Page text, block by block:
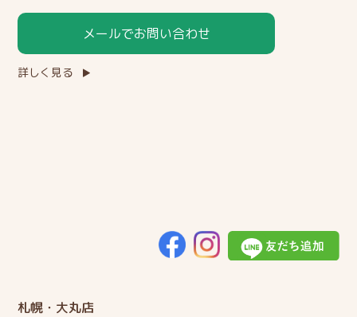
メールでお問い合わせ
詳しく見る
札幌・大丸店